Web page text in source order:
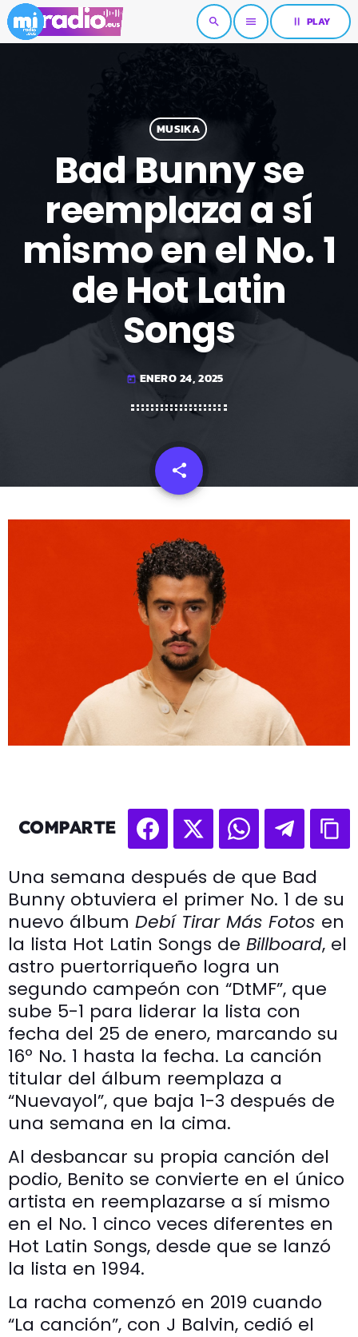
search menu pause PLAY
MUSIKA
Bad Bunny se
reemplaza a sí
mismo en el No. 1
de Hot Latin
Songs
today ENERO 24, 2025
share
email
COMPARTE
Una semana después de que Bad
Bunny obtuviera el primer No. 1 de su
nuevo álbum Debí Tirar Más Fotos en
la lista Hot Latin Songs de Billboard, el
astro puertorriqueño logra un
segundo campeón con “DtMF”, que
sube 5-1 para liderar la lista con
fecha del 25 de enero, marcando su
16º No. 1 hasta la fecha. La canción
titular del álbum reemplaza a
“Nuevayol”, que baja 1-3 después de
una semana en la cima.
Al desbancar su propia canción del
podio, Benito se convierte en el único
artista en reemplazarse a sí mismo
en el No. 1 cinco veces diferentes en
Hot Latin Songs, desde que se lanzó
la lista en 1994.
La racha comenzó en 2019 cuando
“La canción”, con J Balvin, cedió el